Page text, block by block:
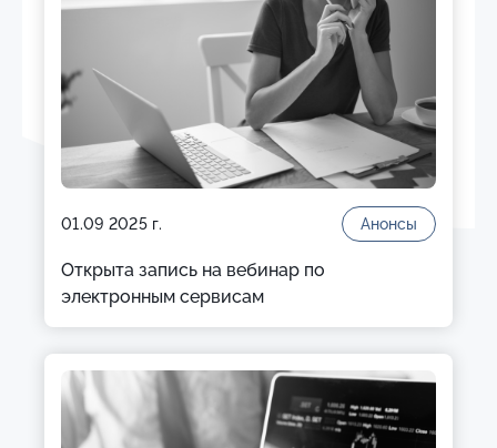
01.09 2025 г. Анонсы
Открыта запись на вебинар по
электронным сервисам